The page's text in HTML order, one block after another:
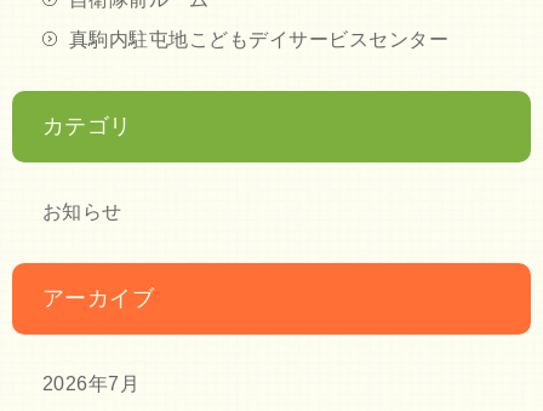
真駒内駐屯地こどもデイサービスセンター
カテゴリ
お知らせ
アーカイブ
2026年7月